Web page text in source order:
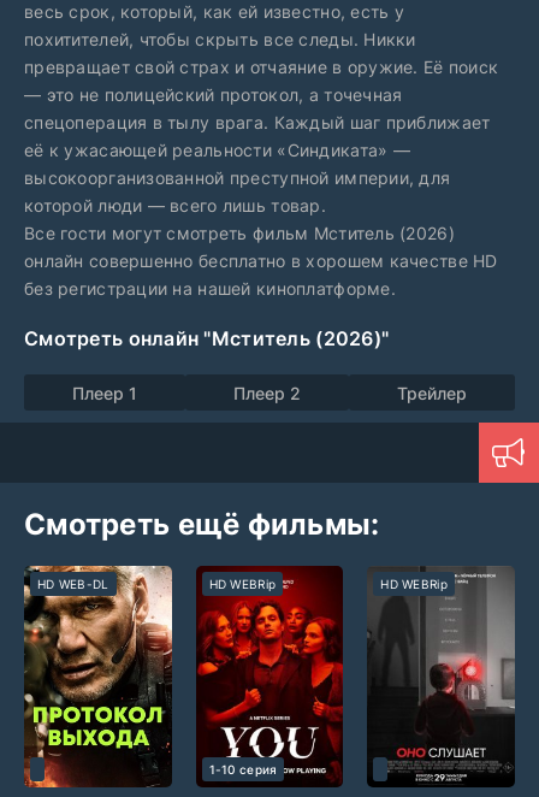
весь срок, который, как ей известно, есть у
похитителей, чтобы скрыть все следы. Никки
превращает свой страх и отчаяние в оружие. Её поиск
— это не полицейский протокол, а точечная
спецоперация в тылу врага. Каждый шаг приближает
её к ужасающей реальности «Синдиката» —
высокоорганизованной преступной империи, для
которой люди — всего лишь товар.
Все гости могут смотреть фильм Мститель (2026)
онлайн совершенно бесплатно в хорошем качестве HD
без регистрации на нашей киноплатформе.
Смотреть онлайн "Мститель (2026)"
Плеер 1 Плеер 2 Трейлер
Смотреть ещё фильмы:
HD WEB-DL HD WEBRip
1-10 серия
HD WEBRip